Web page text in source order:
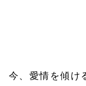
今、愛情を傾け